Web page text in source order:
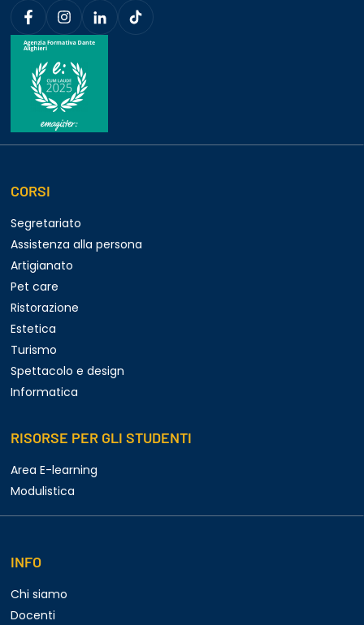
CORSI
Segretariato
Assistenza alla persona
Artigianato
Pet care
Ristorazione
Estetica
Turismo
Spettacolo e design
Informatica
RISORSE PER GLI STUDENTI
Area E-learning
Modulistica
INFO
Chi siamo
Docenti